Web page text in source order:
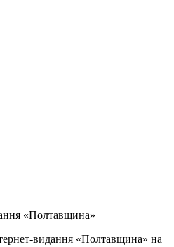
«Полтавщина»
видання «Полтавщина» на